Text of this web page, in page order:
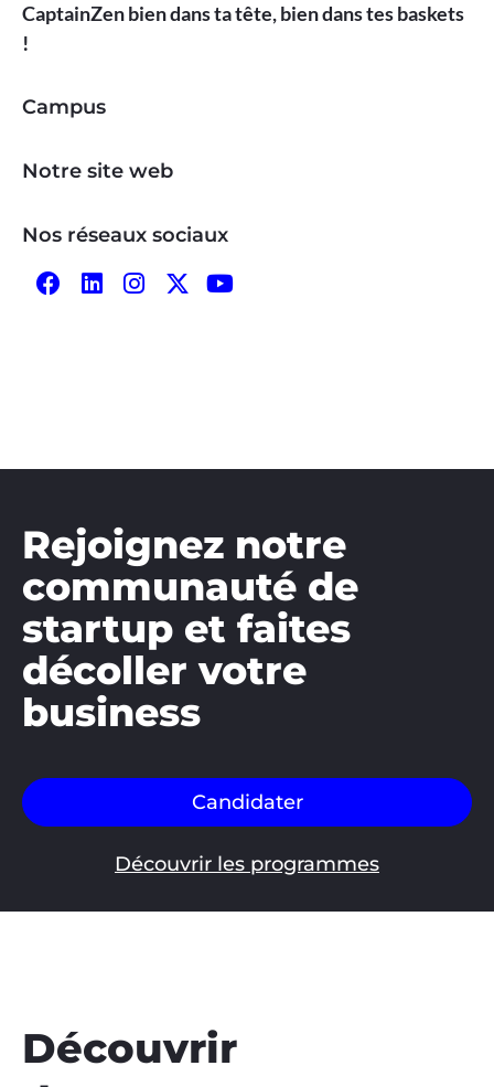
CaptainZen bien dans ta tête, bien dans tes baskets
!
Campus
Notre site web
Nos réseaux sociaux
Rejoignez notre
communauté de
startup et faites
décoller votre
business
Candidater
Découvrir les programmes
Découvrir